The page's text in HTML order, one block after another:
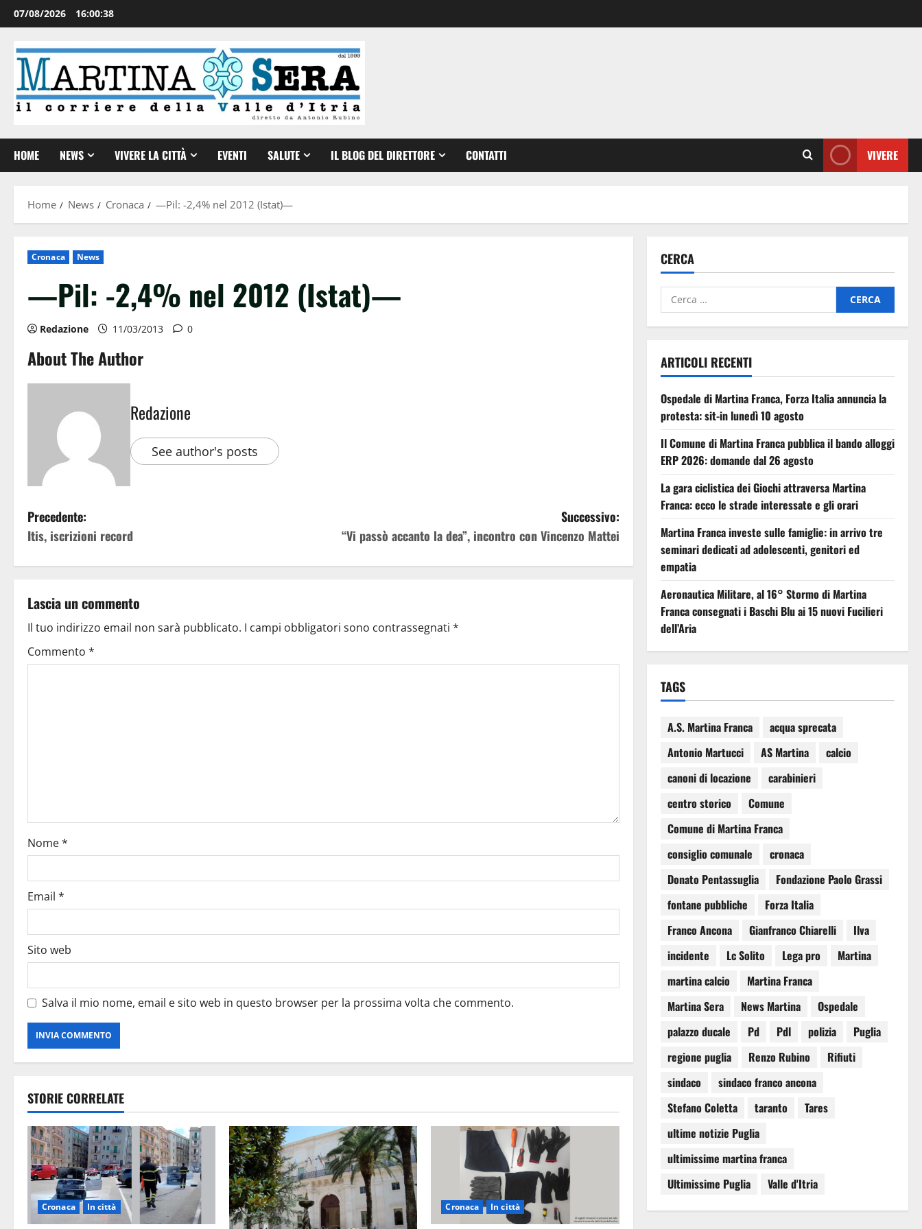
07/08/2026 16:00:38
HOME NEWS VIVERE LA CITTÀ EVENTI SALUTE IL BLOG DEL DIRETTORE CONTATTI VIVERE
Home News Cronaca —Pil: -2,4% nel 2012 (Istat)—
Cronaca News
—Pil: -2,4% nel 2012 (Istat)—
Redazione 11/03/2013 0
About The Author
Redazione
See author's posts
Precedente:
Itis, iscrizioni record
Successivo:
“Vi passò accanto la dea”, incontro con Vincenzo Mattei
Lascia un commento
Il tuo indirizzo email non sarà pubblicato. I campi obbligatori sono contrassegnati *
Commento *
Nome*
Email *
Sito web
Salva il mio nome, email e sito web in questo browser per la prossima volta che commento.
STORIE CORRELATE
Cronaca In città Cronaca In città
CERCA
ARTICOLI RECENTI
Ospedale di Martina Franca, Forza Italia annuncia la
protesta: sit-in lunedì 10 agosto
Il Comune di Martina Franca pubblica il bando alloggi
ERP 2026: domande dal 26 agosto
La gara ciclistica dei Giochi attraversa Martina
Franca: ecco le strade interessate e gli orari
Martina Franca investe sulle famiglie: in arrivo tre
seminari dedicati ad adolescenti, genitori ed
empatia
Aeronautica Militare, al 16° Stormo di Martina
Franca consegnati i Baschi Blu ai 15 nuovi Fucilieri
dell’Aria
TAGS
A.S. Martina Franca
acqua sprecata
Antonio Martucci
AS Martina
calcio
canoni di locazione
carabinieri
centro storico
Comune
Comune di Martina Franca
consiglio comunale
cronaca
Donato Pentassuglia
Fondazione Paolo Grassi
fontane pubbliche
Forza Italia
Franco Ancona
Gianfranco Chiarelli
Ilva
incidente
Lc Solito Lega pro
Martina
martina calcio
Martina Franca
Martina Sera
News Martina
Ospedale
palazzo ducale
Pd Pdl polizia
Puglia
regione puglia
Renzo Rubino
Rifiuti
sindaco
sindaco franco ancona
Stefano Coletta
taranto
Tares
ultime notizie Puglia
ultimissime martina franca
Ultimissime Puglia
Valle d'Itria